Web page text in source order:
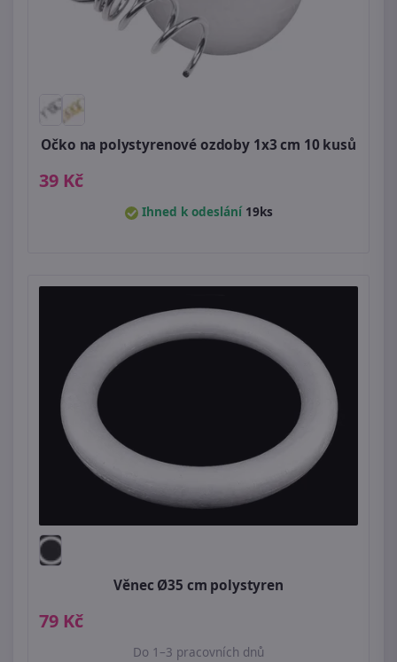
Očko na polystyrenové ozdoby 1x3 cm 10 kusů
39 Kč
Ihned k odeslání 19ks
Věnec Ø35 cm polystyren
79 Kč
Do 1–3 pracovních dnů